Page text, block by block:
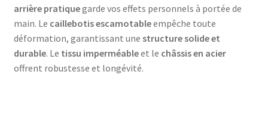
arrière pratiquegarde vos effets personnels à portée de
main. Le caillebotis escamotableempêche toute
déformation, garantissant une structure solide et
durable. Le tissu imperméableet le châssis en acier
offrent robustesse et longévité.